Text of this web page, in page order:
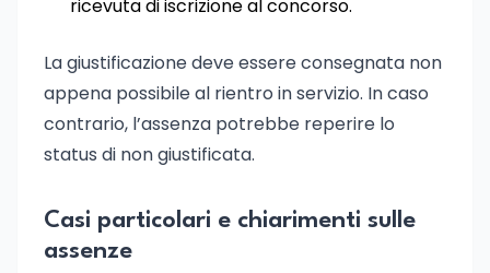
ricevuta di iscrizione al concorso.
La giustificazione deve essere consegnata non
appena possibile al rientro in servizio. In caso
contrario, l’assenza potrebbe reperire lo
status di non giustificata.
Casi particolari e chiarimenti sulle
assenze